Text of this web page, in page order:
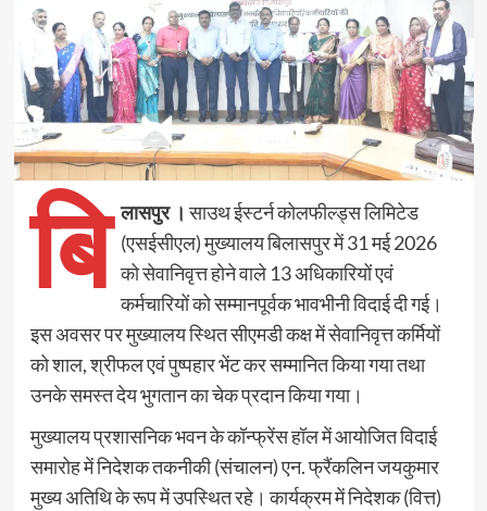
बि लासपुर । साउथ ईस्टर्न कोलफील्ड्स लिमिटेड
(एसईसीएल) मुख्यालय बिलासपुर में 31 मई 2026
को सेवानिवृत्त होने वाले 13 अधिकारियों एवं
कर्मचारियों को सम्मानपूर्वक भावभीनी विदाई दी गई।
इस अवसर पर मुख्यालय स्थित सीएमडी कक्ष में सेवानिवृत्त कर्मियों
को शाल, श्रीफल एवं पुष्पहार भेंट कर सम्मानित किया गया तथा
उनके समस्त देय भुगतान का चेक प्रदान किया गया।
मुख्यालय प्रशासनिक भवन के कॉन्फ्रेंस हॉल में आयोजित विदाई
समारोह में निदेशक तकनीकी (संचालन) एन. फ्रैंकलिन जयकुमार
मुख्य अतिथि के रूप में उपस्थित रहे। कार्यक्रम में निदेशक (वित्त)